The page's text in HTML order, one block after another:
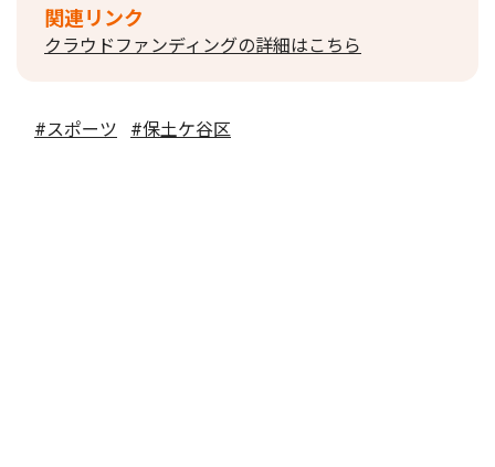
関連リンク
クラウドファンディングの詳細はこちら
#スポーツ #保土ケ谷区